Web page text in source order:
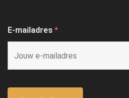
E-mailadres *